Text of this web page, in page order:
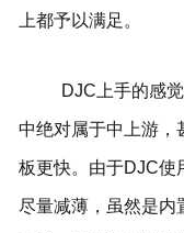
上都予以满足。
DJC上手的感
中绝对属于中上游，
板更快。由于DJC使
尽量减薄，虽然是内